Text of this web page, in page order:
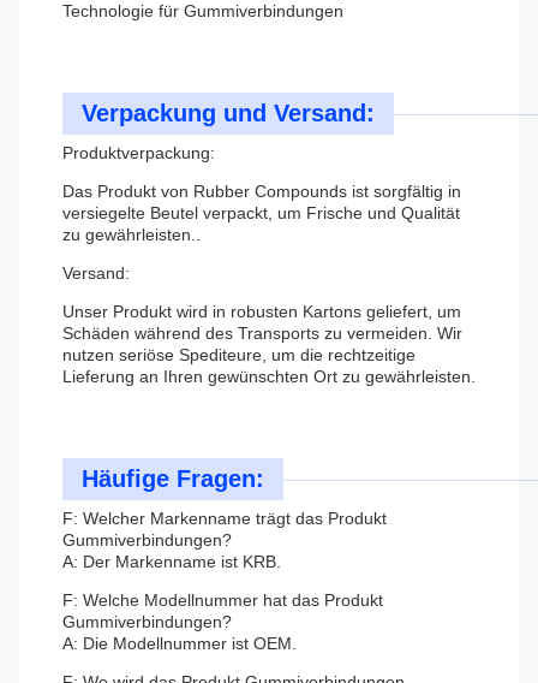
Technologie für Gummiverbindungen
Verpackung und Versand:
Produktverpackung:
Das Produkt von Rubber Compounds ist sorgfältig in
versiegelte Beutel verpackt, um Frische und Qualität
zu gewährleisten..
Versand:
Unser Produkt wird in robusten Kartons geliefert, um
Schäden während des Transports zu vermeiden. Wir
nutzen seriöse Spediteure, um die rechtzeitige
Lieferung an Ihren gewünschten Ort zu gewährleisten.
Häufige Fragen:
F: Welcher Markenname trägt das Produkt
Gummiverbindungen?
A: Der Markenname ist KRB.
F: Welche Modellnummer hat das Produkt
Gummiverbindungen?
A: Die Modellnummer ist OEM.